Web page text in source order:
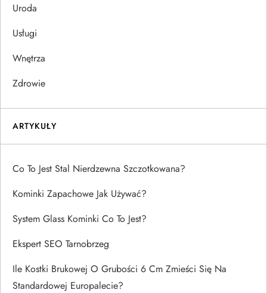
Uroda
Usługi
Wnętrza
Zdrowie
ARTYKUŁY
Co To Jest Stal Nierdzewna Szczotkowana?
Kominki Zapachowe Jak Używać?
System Glass Kominki Co To Jest?
Ekspert SEO Tarnobrzeg
Ile Kostki Brukowej O Grubości 6 Cm Zmieści Się Na
Standardowej Europalecie?